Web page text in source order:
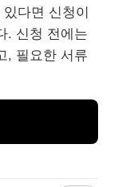
다면 신청이
. 신청 전에는
, 필요한 서류